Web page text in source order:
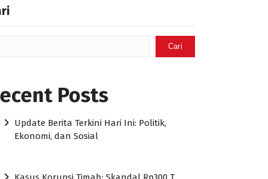
Cari
Posts
Update Berita Terkini Hari Ini: Politik,
Ekonomi, dan Sosial